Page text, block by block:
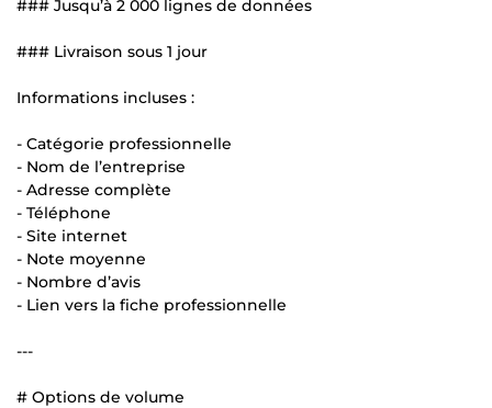
### Jusqu’à 2 000 lignes de données
### Livraison sous 1 jour
Informations incluses :
- Catégorie professionnelle
- Nom de l’entreprise
- Adresse complète
- Téléphone
- Site internet
- Note moyenne
- Nombre d’avis
- Lien vers la fiche professionnelle
---
# Options de volume